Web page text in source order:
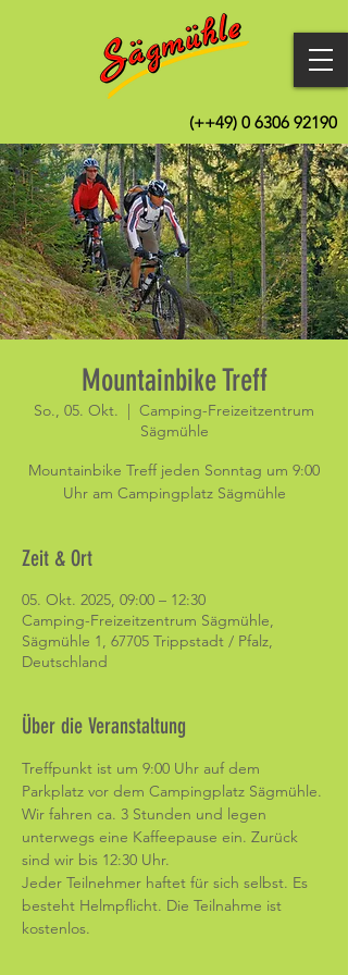
(++49) 0 6306 92190
Mountainbike Treff
So., 05. Okt.
  |
Camping-Freizeitzentrum
Sägmühle
Mountainbike Treff jeden Sonntag um 9:00
Uhr am Campingplatz Sägmühle
Zeit & Ort
05. Okt. 2025, 09:00 – 12:30
Camping-Freizeitzentrum Sägmühle,
Sägmühle 1, 67705 Trippstadt / Pfalz,
Deutschland
Über die Veranstaltung
Treffpunkt ist um 9:00 Uhr auf dem
Parkplatz vor dem Campingplatz Sägmühle.
Wir fahren ca. 3 Stunden und legen
unterwegs eine Kaffeepause ein. Zurück
sind wir bis 12:30 Uhr.
Jeder Teilnehmer haftet für sich selbst. Es
besteht Helmpflicht. Die Teilnahme ist
kostenlos.